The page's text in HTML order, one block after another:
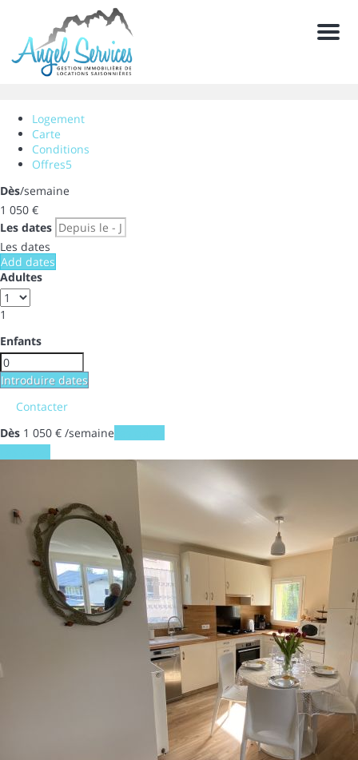
Menu
Logement
Carte
Conditions
Offres5
Dès/semaine
1 050 €
Les dates
Les dates
Add dates
Adultes
1
Enfants
Introduire dates
Contacter
Dès 1 050 € /semaine